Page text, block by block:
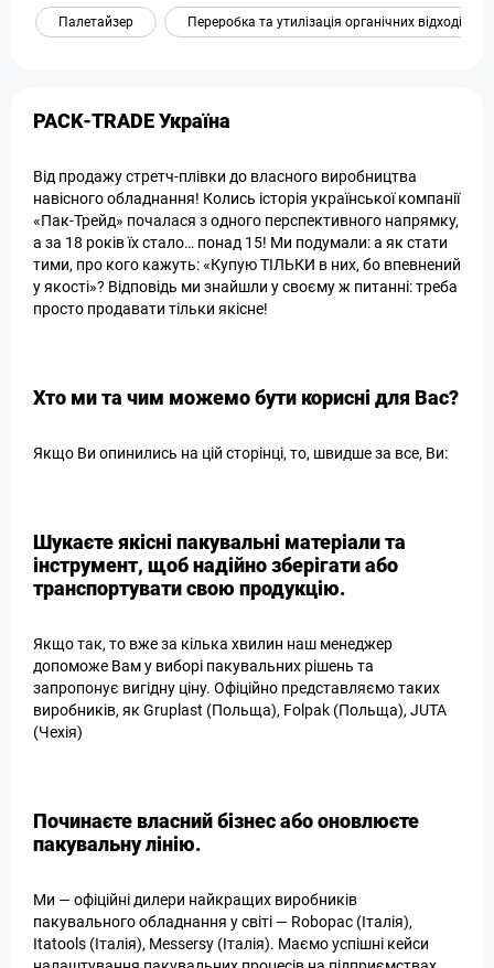
Палетайзер Переробка та утилізація органічних відходів
PACK-TRADE Україна
Від продажу стретч-плівки до власного виробництва
навісного обладнання! Колись історія української компанії
«Пак-Трейд» почалася з одного перспективного напрямку,
а за 18 років їх стало… понад 15! Ми подумали: а як стати
тими, про кого кажуть: «Купую ТІЛЬКИ в них, бо впевнений
у якості»? Відповідь ми знайшли у своєму ж питанні: треба
просто продавати тільки якісне!
Хто ми та чим можемо бути корисні для Вас?
Якщо Ви опинились на цій сторінці, то, швидше за все, Ви:
Шукаєте якісні пакувальні матеріали та
інструмент, щоб надійно зберігати або
транспортувати свою продукцію.
Якщо так, то вже за кілька хвилин наш менеджер
допоможе Вам у виборі пакувальних рішень та
запропонує вигідну ціну. Офіційно представляємо таких
виробників, як Gruplast (Польща), Folpak (Польща), JUTA
(Чехія)
Починаєте власний бізнес або оновлюєте
пакувальну лінію.
Ми — офіційні дилери найкращих виробників
пакувального обладнання у світі — Robopac (Італія),
Itatools (Італія), Messersy (Італія). Маємо успішні кейси